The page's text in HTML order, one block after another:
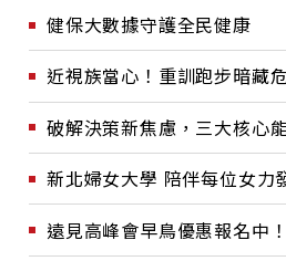
健保大數據守護全民健康
近視族當心！重訓跑步暗藏
破解決策新焦慮，三大核心
新北婦女大學 陪伴每位女力
遠見高峰會早鳥優惠報名中！